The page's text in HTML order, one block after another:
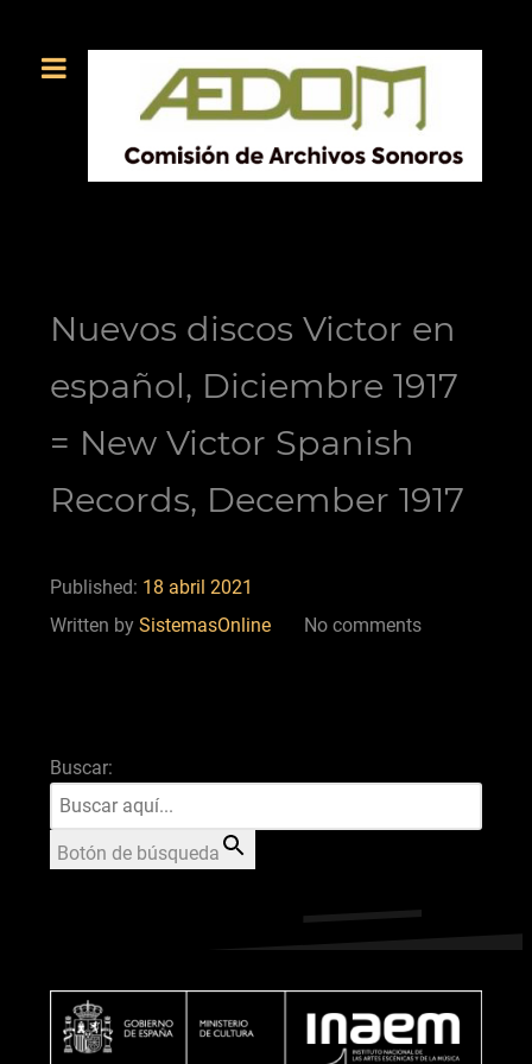
Nuevos discos Victor en
español, Diciembre 1917
= New Victor Spanish
Records, December 1917
Published: 18 abril 2021
Written by SistemasOnline No comments
Buscar:
Botón de búsqueda